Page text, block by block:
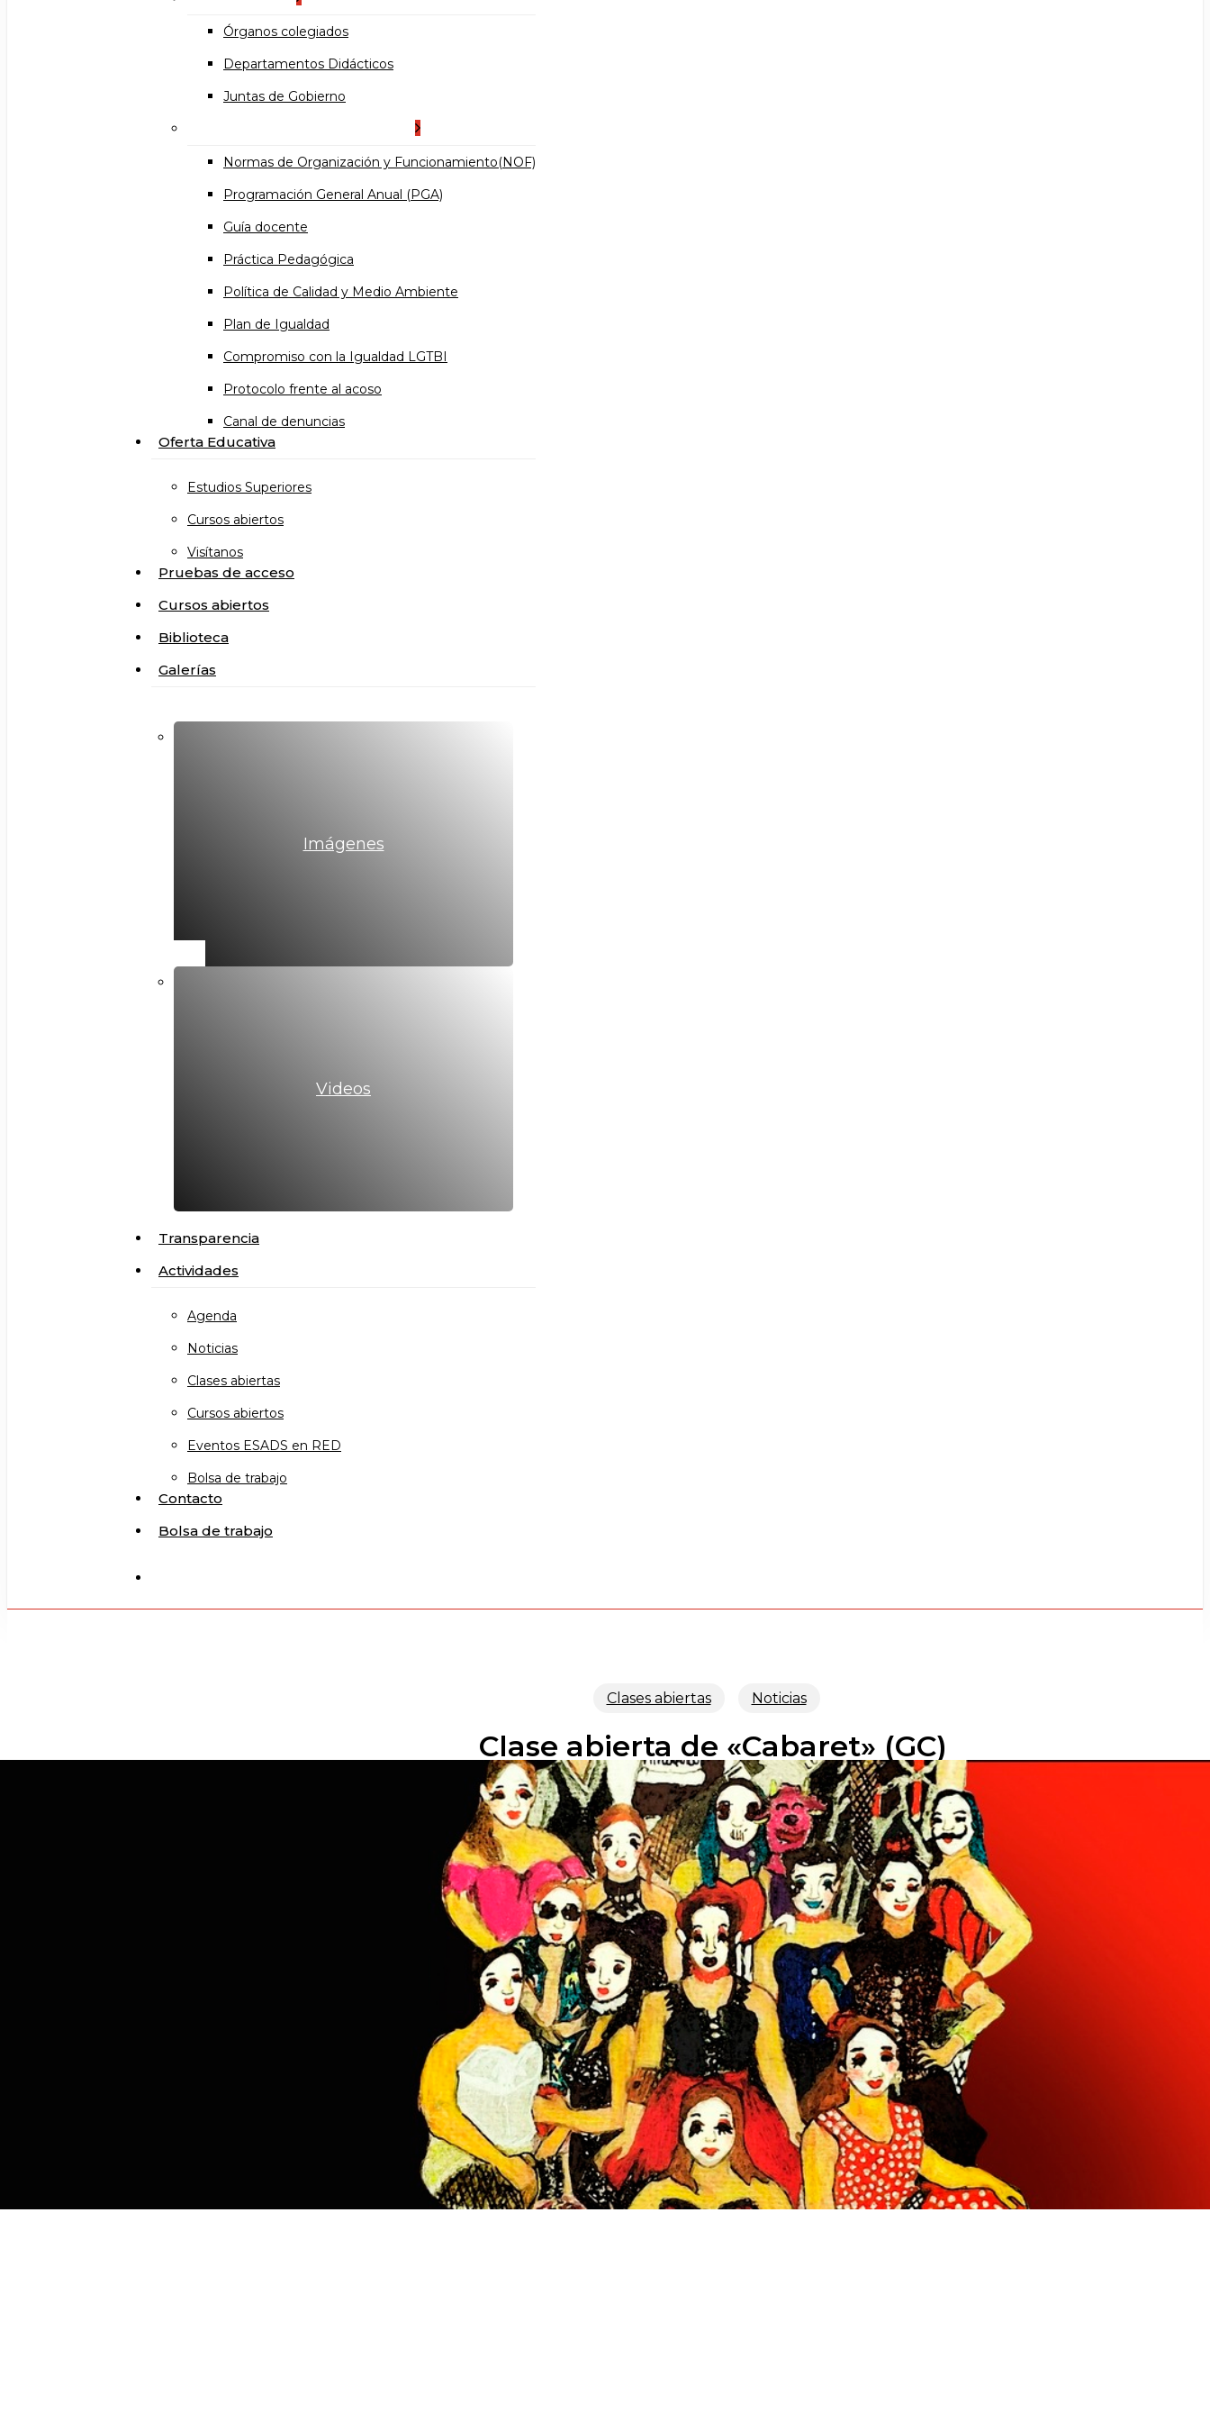
Órganos colegiados
Departamentos Didácticos
Juntas de Gobierno
Normas de Organización y Funcionamiento(NOF)
Programación General Anual (PGA)
Guía docente
Práctica Pedagógica
Política de Calidad y Medio Ambiente
Plan de Igualdad
Compromiso con la Igualdad LGTBI
Protocolo frente al acoso
Canal de denuncias
Oferta Educativa
Estudios Superiores
Cursos abiertos
Visítanos
Pruebas de acceso
Cursos abiertos
Biblioteca
Galerías
Imágenes
Videos
Transparencia
Actividades
Agenda
Noticias
Clases abiertas
Cursos abiertos
Eventos ESADS en RED
Bolsa de trabajo
Contacto
Bolsa de trabajo
Clases abiertas Noticias
Clase abierta de «Cabaret» (GC)